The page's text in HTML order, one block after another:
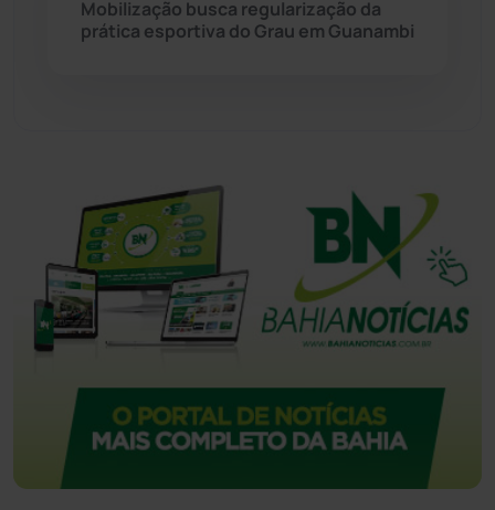
Urandi (157)
Mobilização busca regularização da
prática esportiva do Grau em Guanambi